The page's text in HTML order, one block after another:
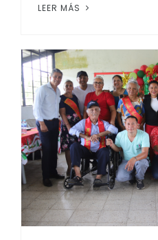
LEER MÁS